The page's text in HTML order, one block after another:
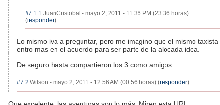
#7.1.1 JuanCristobal - mayo 2, 2011 - 11:36 PM (23:36 horas)
(responder)
Lo mismo iva a preguntar, pero me imagino que el mismo taxista
entro mas en el acuerdo para ser parte de la alocada idea.
De seguro hasta compartieron los 3 como amigos.
#7.2 Wilson - mayo 2, 2011 - 12:56 AM (00:56 horas) (responder)